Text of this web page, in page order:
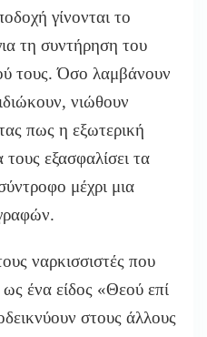
γίνονται το
τη συντήρηση του
τους. Όσο λαμβάνουν
νιώθουν
πως η εξωτερική
εξασφαλίσει τα
μέχρι μια
ναρκισσιστές που
ένα είδος «Θεού επί
στους άλλους